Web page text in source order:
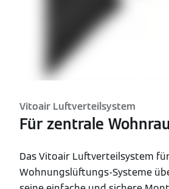
Vitoair Luftverteilsystem
Für zentrale
Das Vitoair Luftverteilsystem
Wohnungslüftungs-Systeme